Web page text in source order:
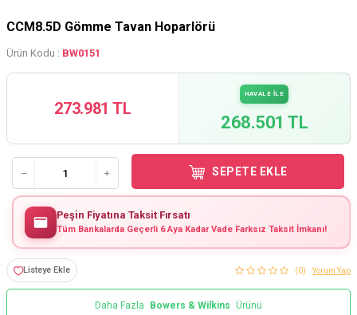
CCM8.5D Gömme Tavan Hoparlörü
Ürün Kodu : BW0151
273.981 TL
HAVALE İLE
268.501 TL
SEPETE EKLE
Peşin Fiyatına Taksit Fırsatı
Tüm Bankalarda Geçerli 6 Aya Kadar Vade Farksız Taksit İmkanı!
Listeye Ekle (0) Yorum Yap
Daha Fazla Bowers & Wilkins Ürünü